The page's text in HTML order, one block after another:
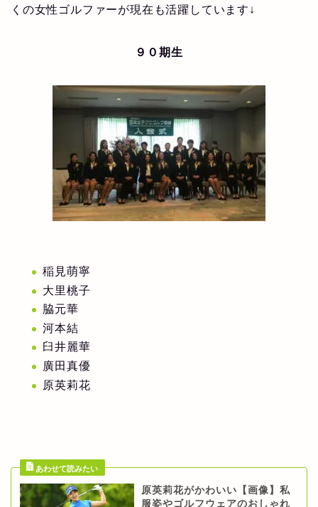
くの女性ゴルファーが現在も活躍しています↓
９０期生
稲見萌寧
大里桃子
脇元華
河本結
臼井麗華
廣田真優
原英莉花
原英莉花がかわいい【画像】私
服姿やゴルフウェアのおしゃれ